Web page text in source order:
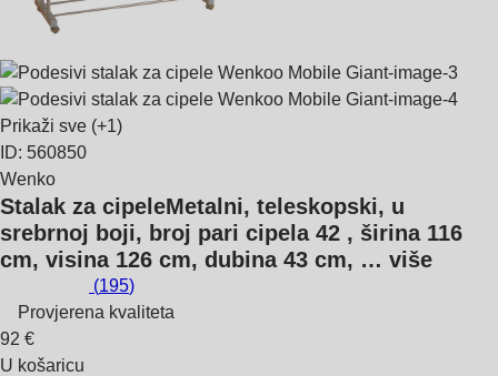
Prikaži sve (+1)
ID: 560850
Wenko
Stalak za cipeleMetalni, teleskopski, u
srebrnoj boji, broj pari cipela 42 , širina 116
cm, visina 126 cm, dubina 43 cm, … više
(195)
Provjerena kvaliteta
92 €
U košaricu